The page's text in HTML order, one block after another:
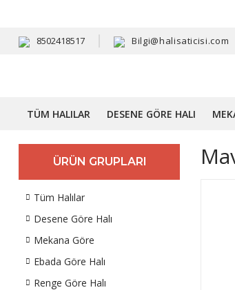
8502418517 Bilgi@halisaticisi.com
TÜM HALILAR DESENE GÖRE HALI
ÜRÜN GRUPLARI
Tüm Halılar
Desene Göre Halı
Mekana Göre
Ebada Göre Halı
Renge Göre Halı